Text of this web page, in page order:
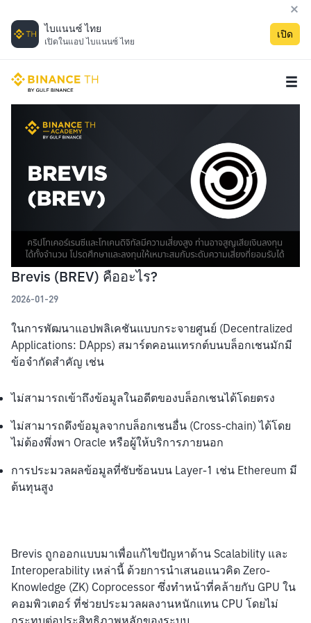
ไบแนนซ์ ไทย
เปิดในแอป ไบแนนซ์ ไทย
เปิด
Brevis (BREV) คืออะไร?
2026-01-29
ในการพัฒนาแอปพลิเคชันแบบกระจายศูนย์ (Decentralized
Applications: DApps) สมาร์ตคอนแทรกต์บนบล็อกเชนมักมี
ข้อจำกัดสำคัญ เช่น
ไม่สามารถเข้าถึงข้อมูลในอดีตของบล็อกเชนได้โดยตรง
ไม่สามารถดึงข้อมูลจากบล็อกเชนอื่น (Cross-chain) ได้โดย
ไม่ต้องพึ่งพา Oracle หรือผู้ให้บริการภายนอก
การประมวลผลข้อมูลที่ซับซ้อนบน Layer-1 เช่น Ethereum มี
ต้นทุนสูง
Brevis ถูกออกแบบมาเพื่อแก้ไขปัญหาด้าน Scalability และ
Interoperability เหล่านี้ ด้วยการนำเสนอแนวคิด Zero-
Knowledge (ZK) Coprocessor ซึ่งทำหน้าที่คล้ายกับ GPU ใน
คอมพิวเตอร์ ที่ช่วยประมวลผลงานหนักแทน CPU โดยไม่
กระทบต่อประสิทธิภาพหลักของระบบ